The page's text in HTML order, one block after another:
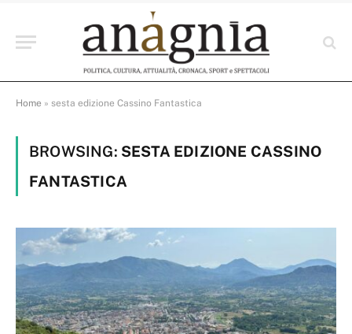
Home » sesta edizione Cassino Fantastica
BROWSING: SESTA EDIZIONE CASSINO
FANTASTICA